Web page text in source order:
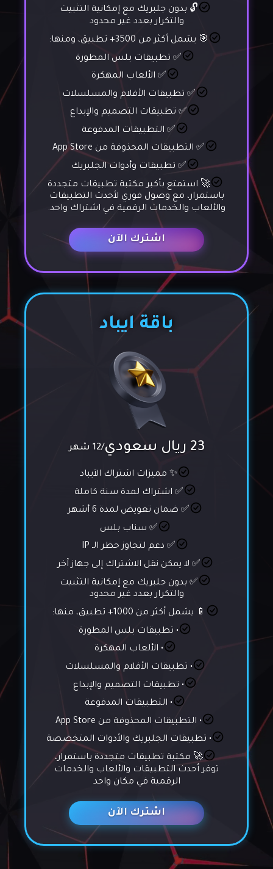
🔓 بدون جلبريك مع إمكانية التثبيت
والتكرار بعدد غير محدود
🎯 يشمل أكثر من 3500+ تطبيق، ومنها:
✅ تطبيقات بلس المطورة
✅ الألعاب المهكرة
✅ تطبيقات الأفلام والمسلسلات
✅ تطبيقات التصميم والإبداع
✅ التطبيقات المدفوعة
✅ التطبيقات المحذوفة من App Store
✅ تطبيقات وأدوات الجلبريك
🚀 استمتع بأكبر مكتبة تطبيقات متجددة
باستمرار، مع وصول فوري لأحدث التطبيقات
والألعاب والخدمات الرقمية في اشتراك واحد.
اشترك الآن
باقة ايباد
23 ريال سعودي /12 شهر
✨ مميزات اشتراك الآيباد
✅ اشتراك لمدة سنة كاملة
✅ ضمان تعويض لمدة 6 أشهر
✅ سناب بلس
✅ دعم لتجاوز حظر الـ IP
✅ لا يمكن نقل الاشتراك إلى جهاز آخر
✅ بدون جلبريك مع إمكانية التثبيت
والتكرار بعدد غير محدود
📱 يشمل أكثر من 1000+ تطبيق، منها:
• تطبيقات بلس المطورة
• الألعاب المهكرة
• تطبيقات الأفلام والمسلسلات
• تطبيقات التصميم والإبداع
• التطبيقات المدفوعة
• التطبيقات المحذوفة من App Store
• تطبيقات الجلبريك والأدوات المتخصصة
🚀 مكتبة تطبيقات متجددة باستمرار،
توفر أحدث التطبيقات والألعاب والخدمات
الرقمية في مكان واحد
اشترك الآن